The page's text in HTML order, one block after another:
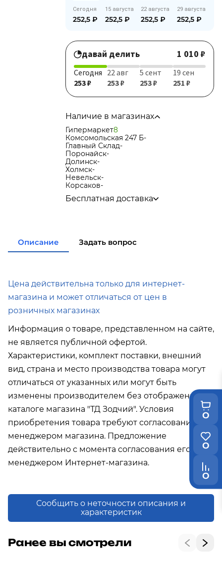
0
0
0
Сегодня
252,5 ₽
15 августа
252,5 ₽
22 августа
252,5 ₽
29 августа
252,5 ₽
давай делить 1 010 ₽
Сегодня
253 ₽
22 авг
253 ₽
5 сент
253 ₽
19 сен
251 ₽
Наличие в магазинах
Гипермаркет8
Комсомольская 247 Б-
Главный Склад-
Поронайск-
Долинск-
Холмск-
Невельск-
Корсаков-
Бесплатная доставка
от 35 000р
в город Поронайск при покупке
Описание Задать вопрос
Цена действительна только для интернет-
магазина и может отличаться от цен в
розничных магазинах
Информация о товаре, представленном на сайте,
не является публичной офертой.
Характеристики, комплект поставки, внешний
вид, страна и место производства товара могут
отличаться от указанных или могут быть
изменены производителем без отображения в
каталоге магазина "ТД Зодчий". Условия
приобретения товара требуют согласования с
менеджером магазина. Предложение
действительно с момента согласования его с
менеджером Интернет-магазина.
Сообщить о неточности описания и
характеристик
Ранее вы смотрели